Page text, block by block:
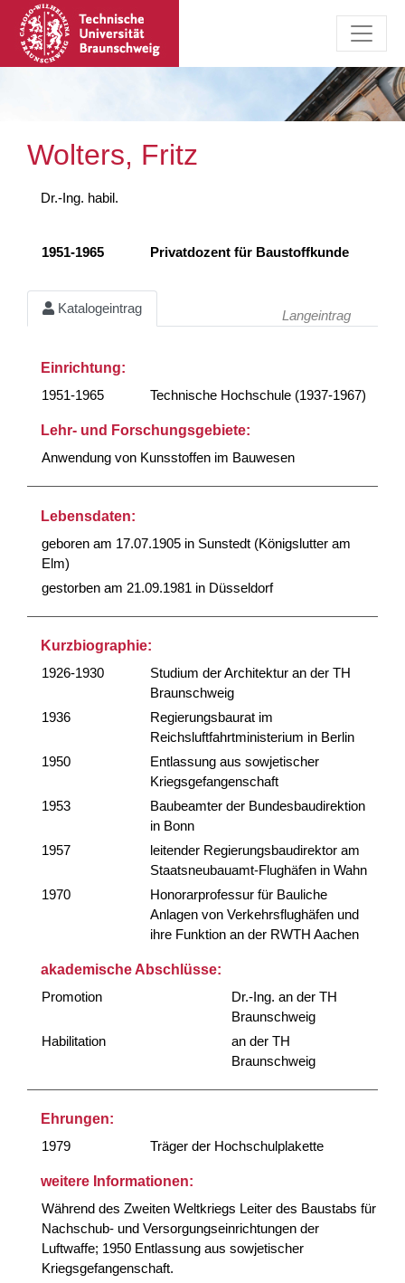
Wolters, Fritz
Dr.-Ing. habil.
1951-1965 Privatdozent für Baustoffkunde
Katalogeintrag Langeintrag
Einrichtung:
1951-1965
Technische Hochschule (1937-1967)
Lehr- und Forschungsgebiete:
Anwendung von Kunsstoffen im Bauwesen
Lebensdaten:
geboren am 17.07.1905 in Sunstedt (Königslutter am
Elm)
gestorben am 21.09.1981 in Düsseldorf
Kurzbiographie:
1926-1930
Studium der Architektur an der TH
Braunschweig
1936
Regierungsbaurat im
Reichsluftfahrtministerium in Berlin
1950
Entlassung aus sowjetischer
Kriegsgefangenschaft
1953
Baubeamter der Bundesbaudirektion
in Bonn
1957
leitender Regierungsbaudirektor am
Staatsneubauamt-Flughäfen in Wahn
1970
Honorarprofessur für Bauliche
Anlagen von Verkehrsflughäfen und
ihre Funktion an der RWTH Aachen
akademische Abschlüsse:
Promotion
Dr.-Ing. an der TH
Braunschweig
Habilitation
an der TH
Braunschweig
Ehrungen:
1979
Träger der Hochschulplakette
weitere Informationen:
Während des Zweiten Weltkriegs Leiter des Baustabs für
Nachschub- und Versorgungseinrichtungen der
Luftwaffe; 1950 Entlassung aus sowjetischer
Kriegsgefangenschaft.